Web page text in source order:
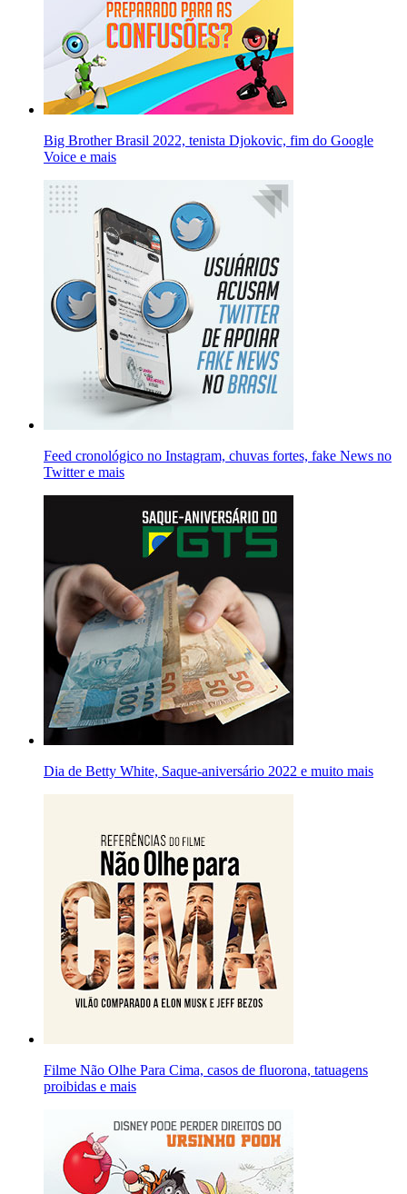
Big Brother Brasil 2022, tenista Djokovic, fim do Google
Voice e mais
Feed cronológico no Instagram, chuvas fortes, fake News no
Twitter e mais
Dia de Betty White, Saque-aniversário 2022 e muito mais
Filme Não Olhe Para Cima, casos de fluorona, tatuagens
proibidas e mais